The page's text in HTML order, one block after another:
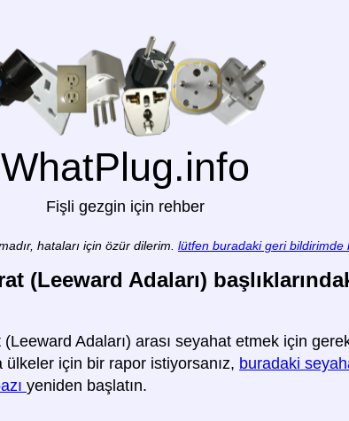
WhatPlug.info
Fişli gezgin için rehber
hataları için özür dilerim. lütfen buradaki geri bildirimde
(Leeward Adaları)
Adaları) arası seyahat etmek için
için bir rapor istiyorsanız, buradaki
yeniden başlatın.